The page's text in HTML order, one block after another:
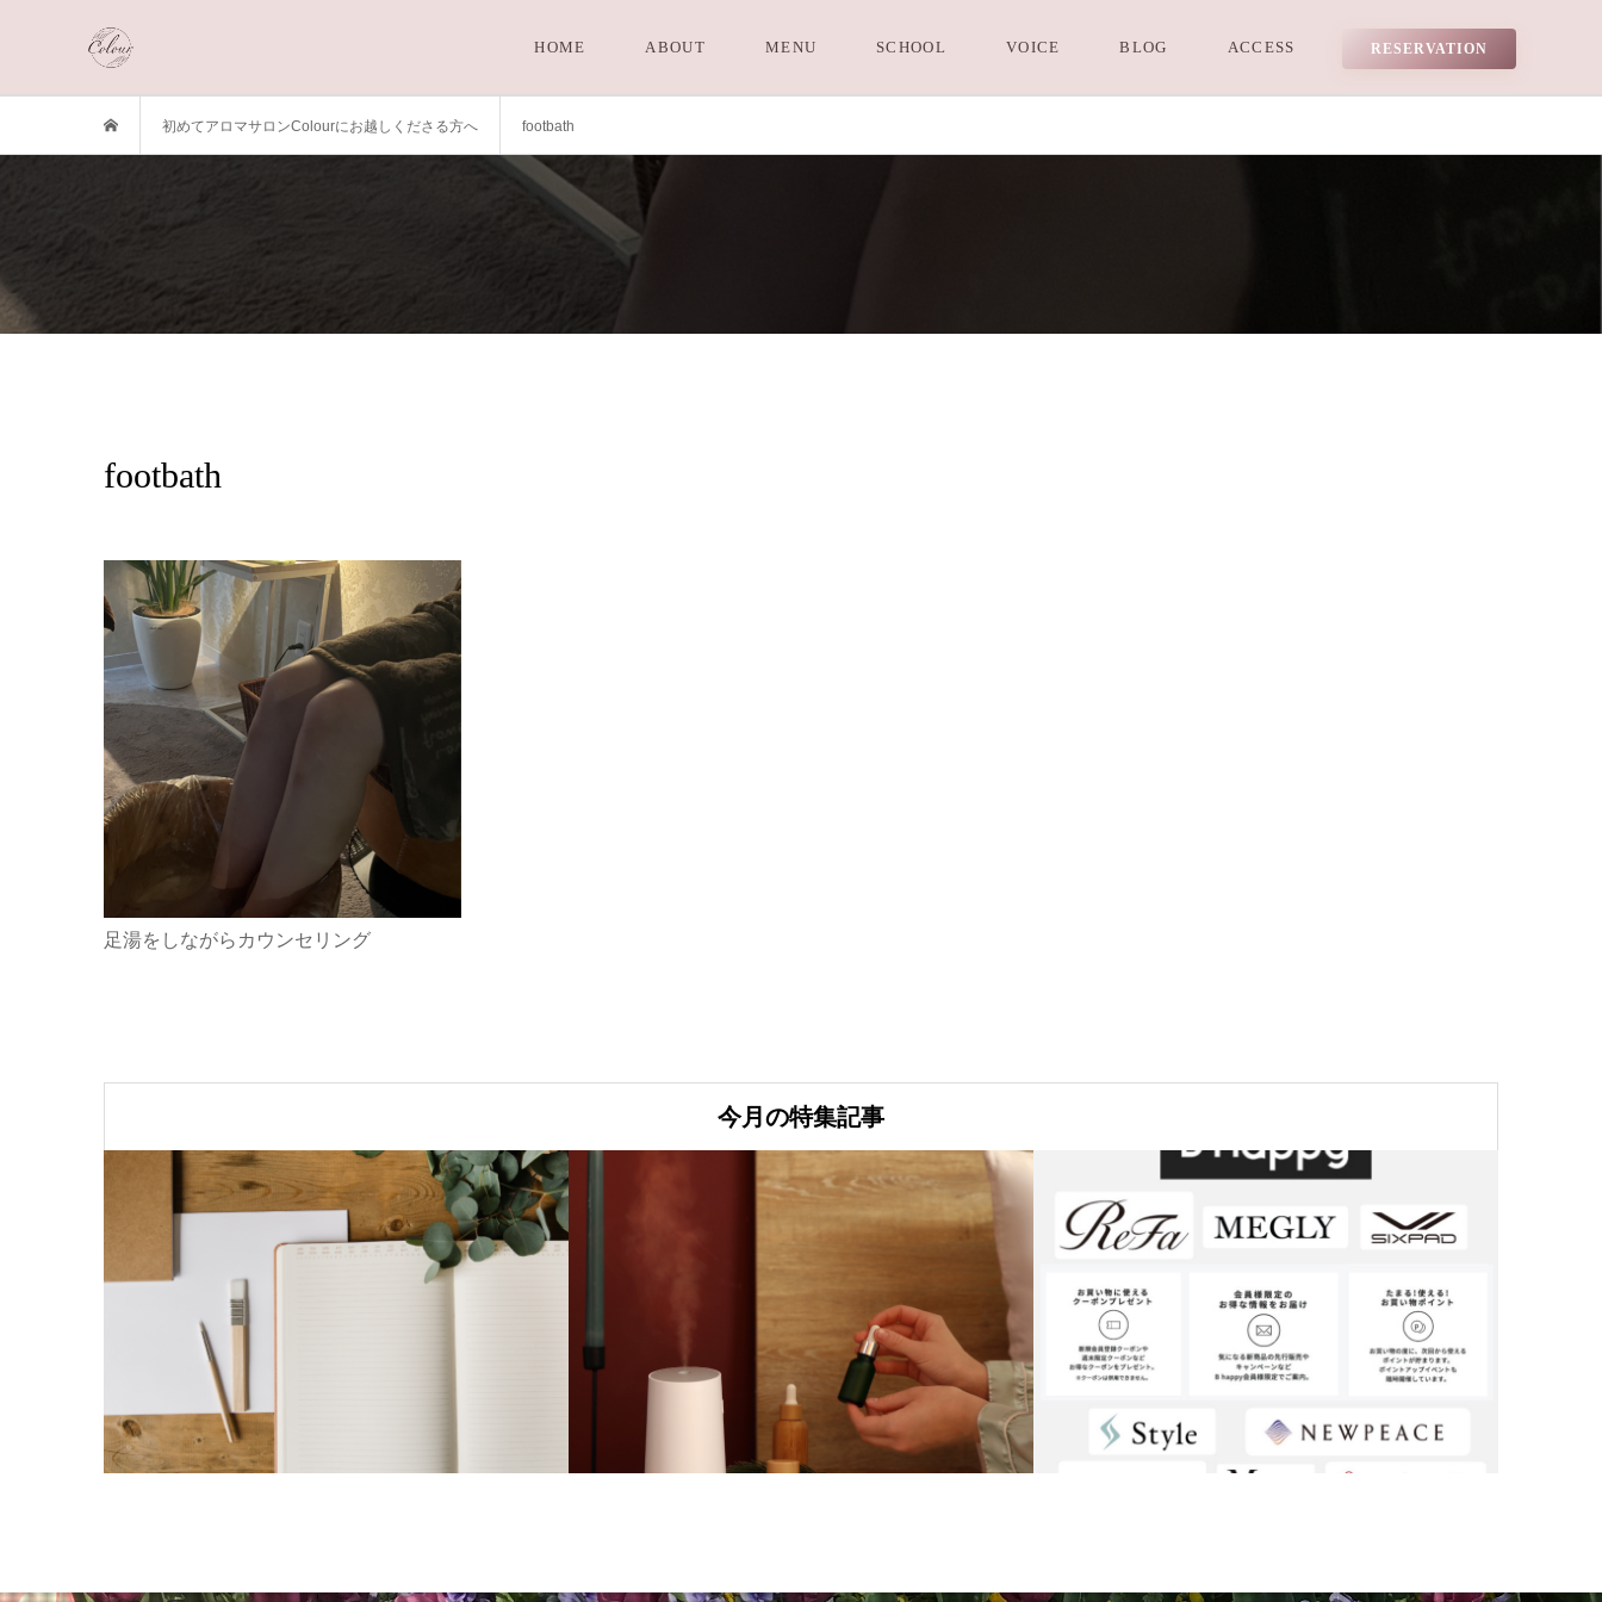
HOME ABOUT MENU SCHOOL VOICE BLOG ACCESS RESERVATION
初めてアロマサロンColourにお越しくださる方へ footbath
footbath
足湯をしながらカウンセリング
今月の特集記事